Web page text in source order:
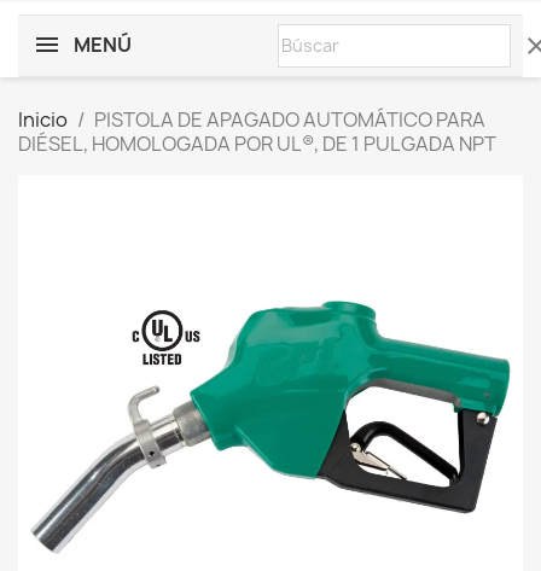
MENÚ
Inicio
PISTOLA DE APAGADO AUTOMÁTICO PARA
DIÉSEL, HOMOLOGADA POR UL®, DE 1 PULGADA NPT